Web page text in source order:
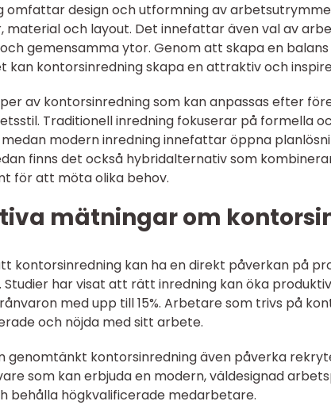
omfattar design och utformning av
material och layout. Det innefattar även val av
gemensamma ytor. Genom att skapa en
kan kontorsinredning skapa en attraktiv och
av kontorsinredning som kan anpassas efter
Traditionell inredning fokuserar på formella
modern inredning innefattar öppna
finns det också hybridalternativ som
för att möta olika behov.
mätningar om
kontorsinredning kan ha en direkt påverkan på
Studier har visat att rätt inredning kan öka
med upp till 15%. Arbetare som trivs på
och nöjda med sitt arbete.
genomtänkt kontorsinredning även påverka
som kan erbjuda en modern, väldesignad
behålla högkvalificerade medarbetare.